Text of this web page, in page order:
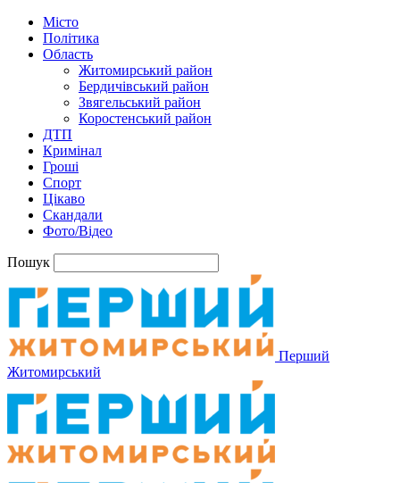
Місто
Політика
Область
Житомирський район
Бердичівський район
Звягельський район
Коростенський район
ДТП
Кримінал
Гроші
Спорт
Цікаво
Скандали
Фото/Відео
Пошук
Перший
Житомирський